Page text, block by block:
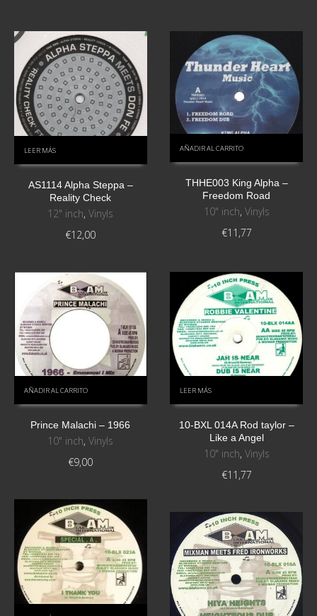
LEER MÁS
AS1114 Alpha Steppa –
Reality Check
12" inch,Vinyls
€12,00
AÑADIR AL CARRITO
THHE003 King Alpha –
Freedom Road
10" inch, Vinyls
€11,77
AÑADIR AL CARRITO
Prince Malachi – 1966
10" inch,Vinyls
€9,00
LEER MÁS
10-BXL 014A Rod taylor –
Like a Angel
10" inch, Vinyls
€11,77